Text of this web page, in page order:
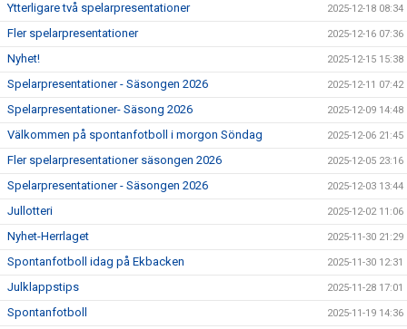
Ytterligare två spelarpresentationer 2025-12-18 08:34
Fler spelarpresentationer 2025-12-16 07:36
Nyhet! 2025-12-15 15:38
Spelarpresentationer - Säsongen 2026 2025-12-11 07:42
Spelarpresentationer- Säsong 2026 2025-12-09 14:48
Välkommen på spontanfotboll i morgon Söndag 2025-12-06 21:45
Fler spelarpresentationer säsongen 2026 2025-12-05 23:16
Spelarpresentationer - Säsongen 2026 2025-12-03 13:44
Jullotteri 2025-12-02 11:06
Nyhet-Herrlaget 2025-11-30 21:29
Spontanfotboll idag på Ekbacken 2025-11-30 12:31
Julklappstips 2025-11-28 17:01
Spontanfotboll 2025-11-19 14:36